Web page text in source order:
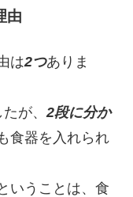
由
は2つありま
たが、2段に分か
食器を入れられ
いうことは、食